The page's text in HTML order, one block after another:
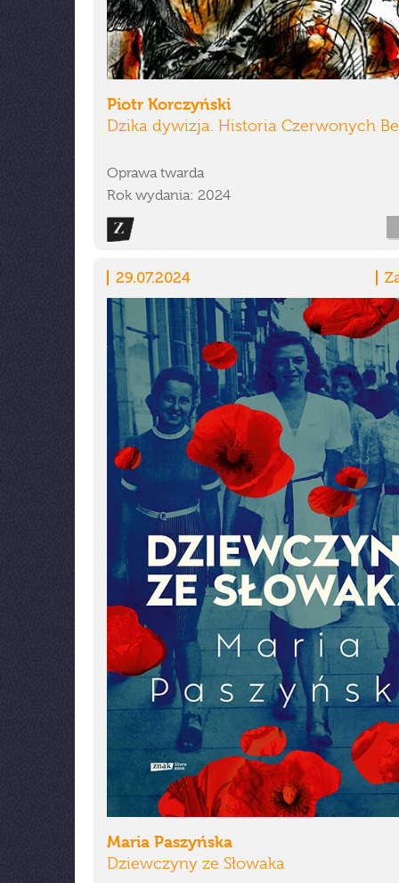
Piotr Korczyński
Dzika dywizja. Historia Czerwonych
Oprawa twarda
Rok wydania: 2024
29.07.2024
Maria Paszyńska
Dziewczyny ze Słowaka